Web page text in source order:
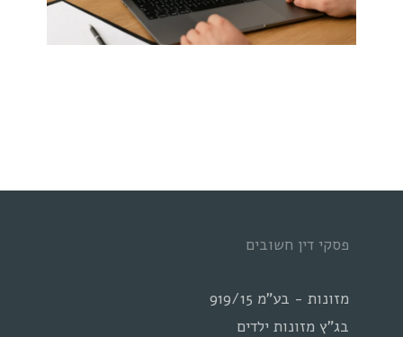
פסקי דין חשובים
מזונות - בע"מ 919/15
בג"ץ מזונות ילדים